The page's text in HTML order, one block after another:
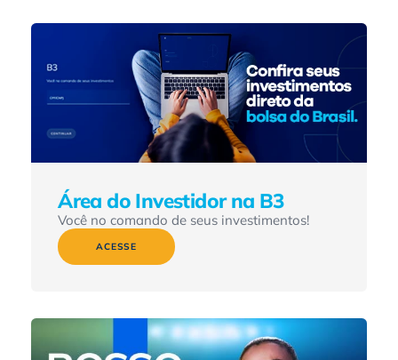
Área do Investidor na B3
Você no comando de seus investimentos!
ACESSE